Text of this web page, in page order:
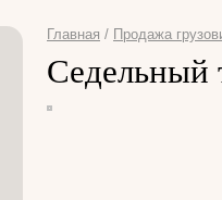
Главная / Продажа
Седельный